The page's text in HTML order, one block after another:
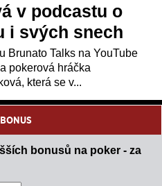
v podcastu o
i svých snech
Brunato Talks na YouTube
pokerová hráčka
která se v...
bonusů na poker - za